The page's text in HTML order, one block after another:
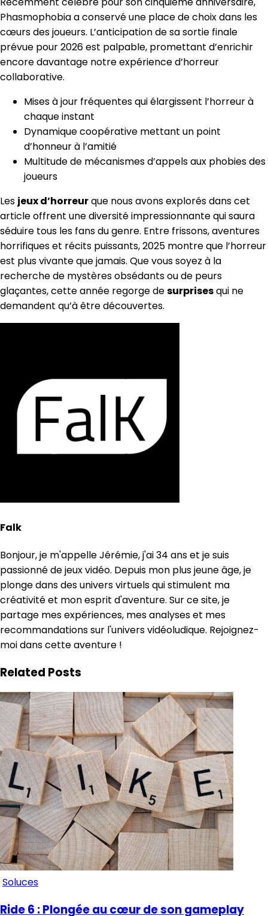
Phasmophobia a conservé une place de choix dans les
cœurs des joueurs. L’anticipation de sa sortie finale
prévue pour 2026 est palpable, promettant d’enrichir
encore davantage notre expérience d’horreur
collaborative.
Mises à jour fréquentes qui élargissent l’horreur à
chaque instant
Dynamique coopérative mettant un point
d’honneur à l’amitié
Multitude de mécanismes d’appels aux phobies des
joueurs
Les jeux d’horreurque nous avons explorés dans cet
article offrent une diversité impressionnante qui saura
séduire tous les fans du genre. Entre frissons, aventures
horrifiques et récits puissants, 2025 montre que l’horreur
est plus vivante que jamais. Que vous soyez à la
recherche de mystères obsédants ou de peurs
glaçantes, cette année regorge desurprisesqui ne
demandent qu’à être découvertes.
Falk
Bonjour, je m'appelle Jérémie, j'ai 34 ans et je suis
passionné de jeux vidéo. Depuis mon plus jeune âge, je
plonge dans des univers virtuels qui stimulent ma
créativité et mon esprit d'aventure. Sur ce site, je
partage mes expériences, mes analyses et mes
recommandations sur l'univers vidéoludique. Rejoignez-
moi dans cette aventure !
Related Posts
Soluces
Ride 6 : Plongée au cœur de son gameplay